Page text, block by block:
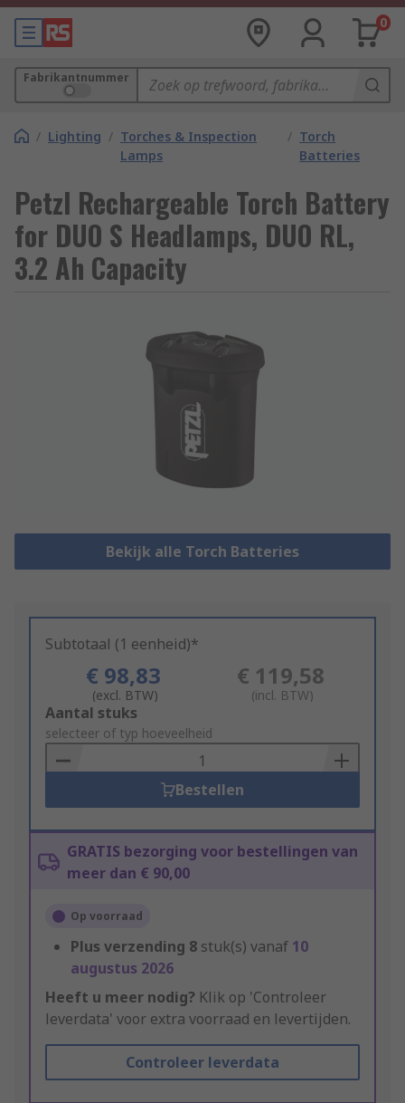
0
Fabrikantnummer
/ Lighting / Torches & Inspection
Lamps
/ Torch
Batteries
Petzl Rechargeable Torch Battery
for DUO S Headlamps, DUO RL,
3.2 Ah Capacity
Bekijk alle Torch Batteries
Subtotaal (1 eenheid)*
€ 98,83
(excl. BTW)
€ 119,58
(incl. BTW)
Add
to
Basket
Aantal stuks
selecteer of typ hoeveelheid
Bestellen
GRATIS bezorging voor bestellingen van
meer dan € 90,00
Op voorraad
Plus verzending 8 stuk(s) vanaf 10
augustus 2026
Heeft u meer nodig? Klik op 'Controleer
leverdata' voor extra voorraad en levertijden.
Controleer leverdata